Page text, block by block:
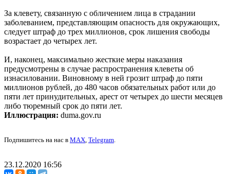
За клевету, связанную с обличением лица в страдании
заболеванием, представляющим опасность для окружающих,
следует штраф до трех миллионов, срок лишения свободы
возрастает до четырех лет.
И, наконец, максимально жесткие меры наказания
предусмотрены в случае распространения клеветы об
изнасиловании. Виновному в ней грозит штраф до пяти
миллионов рублей, до 480 часов обязательных работ или до
пяти лет принудительных, арест от четырех до шести месяцев
либо тюремный срок до пяти лет.
Иллюстрация: duma.gov.ru
Подпишитесь на нас в MAX, Telegram.
23.12.2020 16:56